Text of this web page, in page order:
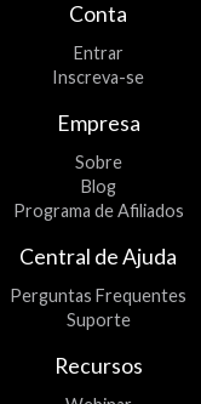
Conta
Entrar
Inscreva-se
Empresa
Sobre
Blog
Programa de Afiliados
Central de Ajuda
Perguntas Frequentes
Suporte
Recursos